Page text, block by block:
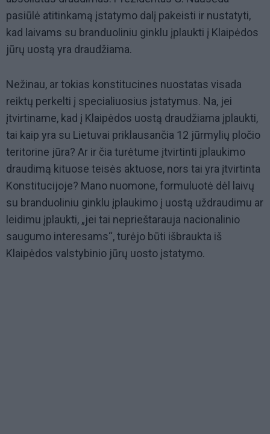
pasiūlė atitinkamą įstatymo dalį pakeisti ir nustatyti,
kad laivams su branduoliniu ginklu įplaukti į Klaipėdos
jūrų uostą yra draudžiama.
Nežinau, ar tokias konstitucines nuostatas visada
reiktų perkelti į specialiuosius įstatymus. Na, jei
įtvirtiname, kad į Klaipėdos uostą draudžiama įplaukti,
tai kaip yra su Lietuvai priklausančia 12 jūrmylių pločio
teritorine jūra? Ar ir čia turėtume įtvirtinti įplaukimo
draudimą kituose teisės aktuose, nors tai yra įtvirtinta
Konstitucijoje? Mano nuomone, formuluotė dėl laivų
su branduoliniu ginklu įplaukimo į uostą uždraudimu ar
leidimu įplaukti, „jei tai neprieštarauja nacionalinio
saugumo interesams“, turėjo būti išbraukta iš
Klaipėdos valstybinio jūrų uosto įstatymo.